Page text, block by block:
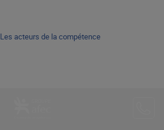
Les acteurs de la compétence